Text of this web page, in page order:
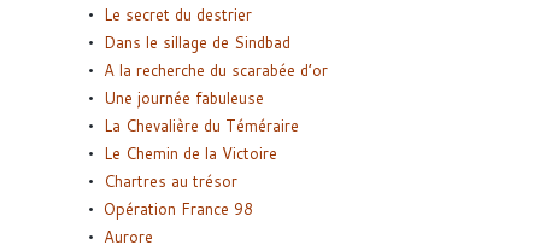
Le secret du destrier
Dans le sillage de Sindbad
A la recherche du scarabée d’or
Une journée fabuleuse
La Chevalière du Téméraire
Le Chemin de la Victoire
Chartres au trésor
Opération France 98
Aurore